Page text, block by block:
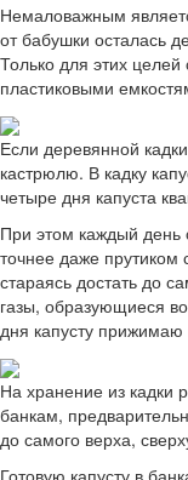
Немаловажным
от бабушки осталась
Только для этих
пластиковыми
Если деревянной
кастрюлю. В кадку
четыре дня капуста
При этом каждый день
точнее даже прутиком
стараясь достать до
газы, образующиеся
дня капусту прижимаю
На хранение из кадки
банкам,
до самого верха,